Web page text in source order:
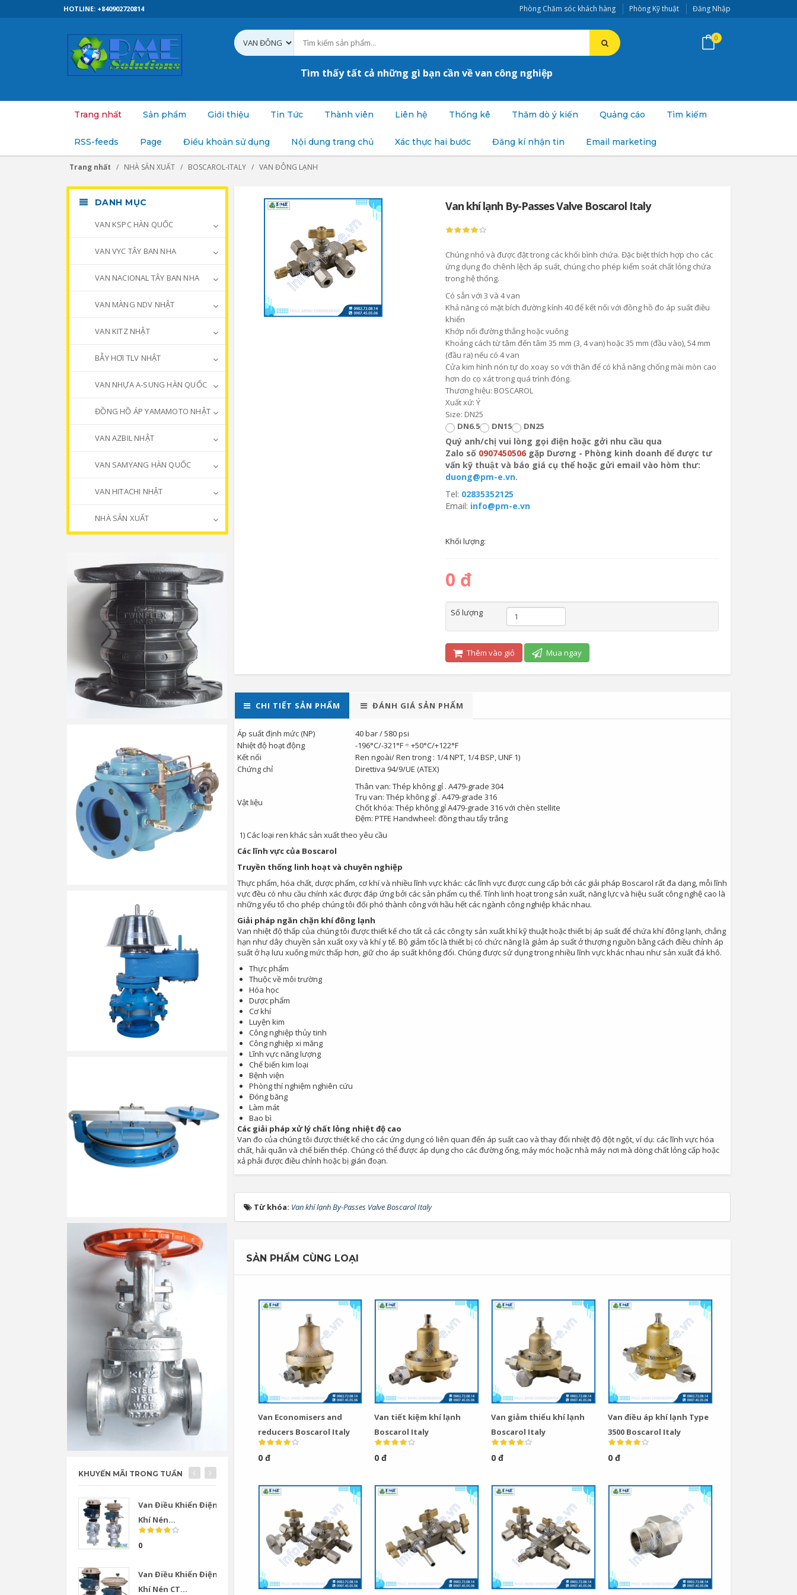
Phòng Chăm sóc khách hàng Phòng Kỹ thuật Đăng Nhập
HOTLINE: +840902720814
Tìm thấy tất cả những gì bạn cần về van công nghiệp
0
Trang nhất Sản phẩm Giới thiệu Tin Tức Thành viên Liên hệ Thống kê Thăm dò ý kiến Quảng cáo Tìm kiếm
RSS-feeds Page Điều khoản sử dụng Nội dung trang chủ Xác thực hai bước Đăng kí nhận tin Email marketing
Trang nhất NHÀ SẢN XUẤT BOSCAROL-ITALY VAN ĐÔNG LẠNH
Van khí lạnh By-Passes Valve Boscarol Italy
Chúng nhỏ và được đặt trong các khối bình chứa. Đặc biệt thích hợp cho các
ứng dụng đo chênh lệch áp suất, chúng cho phép kiểm soát chất lỏng chứa
trong hệ thống.
Có sẵn với 3 và 4 van
Khả năng có mặt bích đường kính 40 để kết nối với đồng hồ đo áp suất điều
khiển
Khớp nối đường thẳng hoặc vuông
Khoảng cách từ tâm đến tâm 35 mm (3, 4 van) hoặc 35 mm (đầu vào), 54 mm
(đầu ra) nếu có 4 van
Cửa kim hình nón tự do xoay so với thân để có khả năng chống mài mòn cao
hơn do cọ xát trong quá trình đóng.
Thương hiệu: BOSCAROL
Xuất xứ: Ý
Size: DN25
DN6.5
DN15 DN25
Quý anh/chị vui lòng gọi điện hoặc gởi nhu cầu qua
Zalo số 0907450506 gặp Dương - Phòng kinh doanh để được tư
vấn kỹ thuật và báo giá cụ thể hoặc gửi email vào hòm thư:
duong@pm-e.vn.
Tel: 02835352125
Email: info@pm-e.vn
Khối lượng:
0 đ
Số lượng
Thêm vào giỏ Mua ngay
CHI TIẾT SẢN PHẨM ĐÁNH GIÁ SẢN PHẨM
Áp suất định mức (NP)
40 bar / 580 psi
Nhiệt độ hoạt động
-196°C/-321°F ÷ +50°C/+122°F
Kết nối
Ren ngoài/ Ren trong : 1/4 NPT, 1/4 BSP, UNF 1)
Chứng chỉ
Direttiva 94/9/UE (ATEX)
Vật liệu
Thân van: Thép không gỉ . A479-grade 304
Trụ van: Thép không gỉ . A479-grade 316
Chốt khóa: Thép không gỉ A479-grade 316 với chèn stellite
Đệm: PTFE Handwheel: đồng thau tẩy trắng
1) Các loại ren khác sản xuất theo yêu cầu
Các lĩnh vực của Boscarol
Truyền thống linh hoạt và chuyên nghiệp
Thực phẩm, hóa chất, dược phẩm, cơ khí và nhiều lĩnh vực khác: các lĩnh vực được cung cấp bởi các giải pháp Boscarol rất đa dạng, mỗi lĩnh
vực đều có nhu cầu chính xác được đáp ứng bởi các sản phẩm cụ thể. Tính linh hoạt trong sản xuất, năng lực và hiệu suất công nghệ cao là
những yếu tố cho phép chúng tôi đối phó thành công với hầu hết các ngành công nghiệp khác nhau.
Giải pháp ngăn chặn khí đông lạnh
Van nhiệt độ thấp của chúng tôi được thiết kế cho tất cả các công ty sản xuất khí kỹ thuật hoặc thiết bị áp suất để chứa khí đông lạnh, chẳng
hạn như dây chuyền sản xuất oxy và khí y tế. Bộ giảm tốc là thiết bị có chức năng là giảm áp suất ở thượng nguồn bằng cách điều chỉnh áp
suất ở hạ lưu xuống mức thấp hơn, giữ cho áp suất không đổi. Chúng được sử dụng trong nhiều lĩnh vực khác nhau như sản xuất đá khô.
Thực phẩm
Thuộc về môi trường
Hóa học
Dược phẩm
Cơ khí
Luyện kim
Công nghiệp thủy tinh
Công nghiệp xi măng
Lĩnh vực năng lượng
Chế biến kim loại
Bệnh viện
Phòng thí nghiệm nghiên cứu
Đóng băng
Làm mát
Bao bì
Các giải pháp xử lý chất lỏng nhiệt độ cao
Van đo của chúng tôi được thiết kế cho các ứng dụng có liên quan đến áp suất cao và thay đổi nhiệt độ đột ngột, ví dụ: các lĩnh vực hóa
chất, hải quân và chế biến thép. Chúng có thể được áp dụng cho các đường ống, máy móc hoặc nhà máy nơi mà dòng chất lỏng cấp hoặc
xả phải được điều chỉnh hoặc bị gián đoạn.
Từ khóa: Van khí lạnh By-Passes Valve Boscarol Italy
SẢN PHẨM CÙNG LOẠI
Van Economisers and
reducers Boscarol Italy
0 đ
Van tiết kiệm khí lạnh
Boscarol Italy
0 đ
Van giảm thiểu khí lạnh
Boscarol Italy
0 đ
Van điều áp khí lạnh Type
3500 Boscarol Italy
0 đ
DANH MỤC
VAN KSPC HÀN QUỐC
VAN VYC TÂY BAN NHA
VAN NACIONAL TÂY BAN NHA
VAN MÀNG NDV NHẬT
VAN KITZ NHẬT
BẪY HƠI TLV NHẬT
VAN NHỰA A-SUNG HÀN QUỐC
ĐỒNG HỒ ÁP YAMAMOTO NHẬT
VAN AZBIL NHẬT
VAN SAMYANG HÀN QUỐC
VAN HITACHI NHẬT
NHÀ SẢN XUẤT
KHUYẾN MÃI TRONG TUẦN
Van Điều Khiển Điện
Khí Nén...
0
Van Điều Khiển Điện
Khí Nén CT...
Bơm Thu Hồi Nước
Ngưng TLV...
0
Ngưng Chân...
Van Giảm Áp Hơi TLV
COSR...
0
Van Giảm Áp Hơi TLV
COS Series...
Van Cầu Ống Xếp
TLV BE1 –...
0